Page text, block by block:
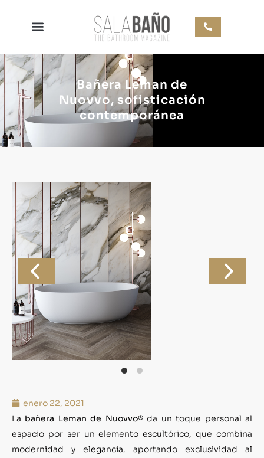
Bañera Leman de
Nuovvo, sofisticación
contemporánea
enero 22, 2021
La bañera Leman de Nuovvo®da un toque personal al
espacio por ser un elemento escultórico, que combina
modernidad y elegancia, aportando exclusividad al